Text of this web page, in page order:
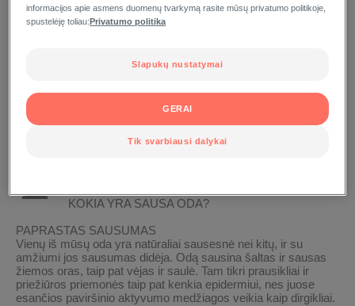
Kokia yra sausa oda?
T
am tikros klimato sąlygos, mechaninis poveikis ir
KOKIA YRA SAUSA ODA?
PAPRASTAS SAUSUMAS
Vienų iš mūsų oda yra natūraliai sausesnė nei kitų, ir su
amžiumi jos sausumas didėja. Odą sausina šaltas ir sausas
žiemos oras, taip pat vėjas ir saulė. Tam tikri prausikliai ir
priežiūros priemonės taip pat kenkia epidermiui, nes juose
esančios paviršinio aktyvumo medžiagos veikia kaip dirgikliai.
informacijos apie asmens duomenų tvarkymą rasite mūsų privatumo politikoje,
spustelėję toliau:Privatumo politika
Slapukų nustatymai
Tik svarbiausi dalykai
GERAI